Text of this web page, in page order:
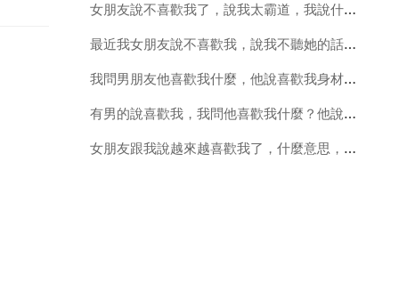
女朋友說不喜歡我了，說我太霸道，我說什麼是什麼，不考慮他的想
最近我女朋友說不喜歡我，說我不聽她的話，不知道她心裡說的是什
我問男朋友他喜歡我什麼，他說喜歡我身材，喜歡我關心他，我對他的回答不太滿意，難道就這麼點兒嗎
有男的說喜歡我，我問他喜歡我什麼？他說喜歡我的善良大度別人也有我問他，你還喜
女朋友跟我說越來越喜歡我了，什麼意思，只喜歡我不愛我嗎，難道只是喜歡